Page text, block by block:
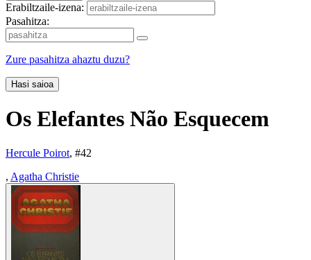
Erabiltzaile-izena:
Pasahitza:
Zure pasahitza ahaztu duzu?
Hasi saioa
Os Elefantes Não Esquecem
Hercule Poirot, #42
, Agatha Christie